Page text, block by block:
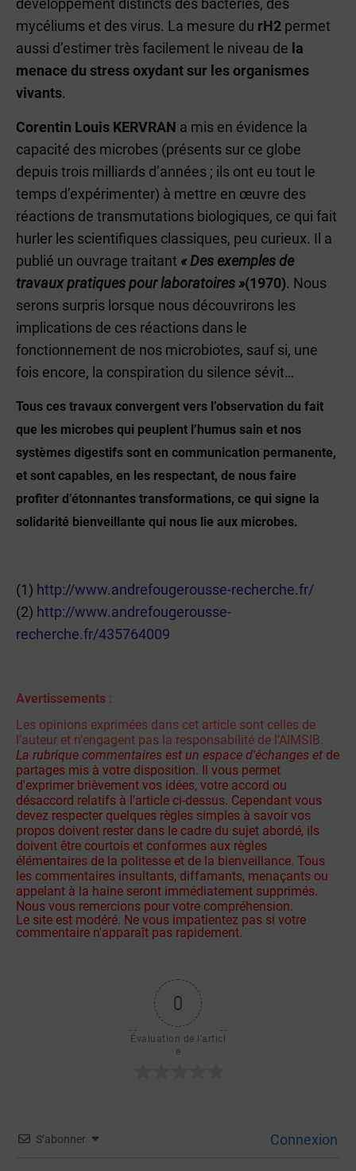
développement distincts des bactéries, des
mycéliums et des virus. La mesure du rH2 permet
aussi d’estimer très facilement le niveau de la
menace du stress oxydant sur les organismes
vivants.
Corentin Louis KERVRAN a mis en évidence la
capacité des microbes (présents sur ce globe
depuis trois milliards d’années ; ils ont eu tout le
temps d’expérimenter) à mettre en œuvre des
réactions de transmutations biologiques, ce qui fait
hurler les scientifiques classiques, peu curieux. Il a
publié un ouvrage traitant «Des exemples de
travaux pratiques pourlaboratoires »(1970). Nous
serons surpris lorsque nous découvrirons les
implications de ces réactions dans le
fonctionnement de nos microbiotes, sauf si, une
fois encore, la conspiration du silence sévit…
Tous ces travaux convergent vers l’observation du fait
que les microbes qui peuplent l’humus sain et nos
systèmes digestifs sont en communication permanente,
et sont capables, en les respectant, de nous faire
profiter d’étonnantes transformations, ce qui signe la
solidarité bienveillante qui nous lie aux microbes.
(1) http://www.andrefougerousse-recherche.fr/
(2) http://www.andrefougerousse-
recherche.fr/435764009
Avertissements :
Les opinions exprimées dans cet article sont celles de
l’auteur et n’engagent pas la responsabilité de l’AIMSIB.
La rubrique commentaires est un espace d'échanges et de
partages mis à votre disposition. Il vous permet
d'exprimer brièvement vos idées, votre accord ou
désaccord relatifs à l'article ci-dessus. Cependant vous
devez respecter quelques règles simples à savoir vos
propos doivent rester dans le cadre du sujet abordé, ils
doivent être courtois et conformes aux règles
élémentaires de la politesse et de la bienveillance. Tous
les commentaires insultants, diffamants, menaçants ou
appelant à la haine seront immédiatement supprimés.
Nous vous remercions pour votre compréhension.
Le site est modéré. Ne vous impatientez pas si votre
commentaire n'apparaît pas rapidement.
0
Évaluation de l'articl
e
S’abonner Connexion